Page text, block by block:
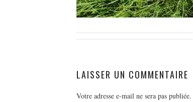
LAISSER UN COMMENTAIRE
Votre adresse e-mail ne sera pas publiée.